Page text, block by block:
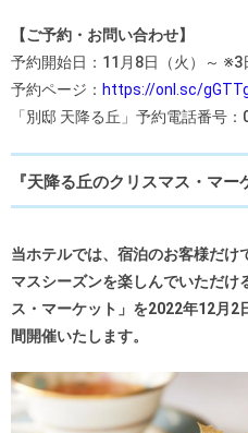
【ご予約・お問い合わせ】
予約開始日：11月8日（火）～ ※3
予約ページ： https://onl.sc/
「別邸 天降る丘」予約電話番号
『天降る丘のクリスマス・マー
当ホテルでは、宿泊のお客様だけ
マスシーズンを楽しんでいただけ
ス・マーケット」を2022年12月2
間開催いたします。